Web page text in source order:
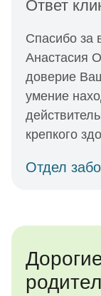
Ответ
Спасибо за
Анастасия
доверие
умение
крепкого
Отдел